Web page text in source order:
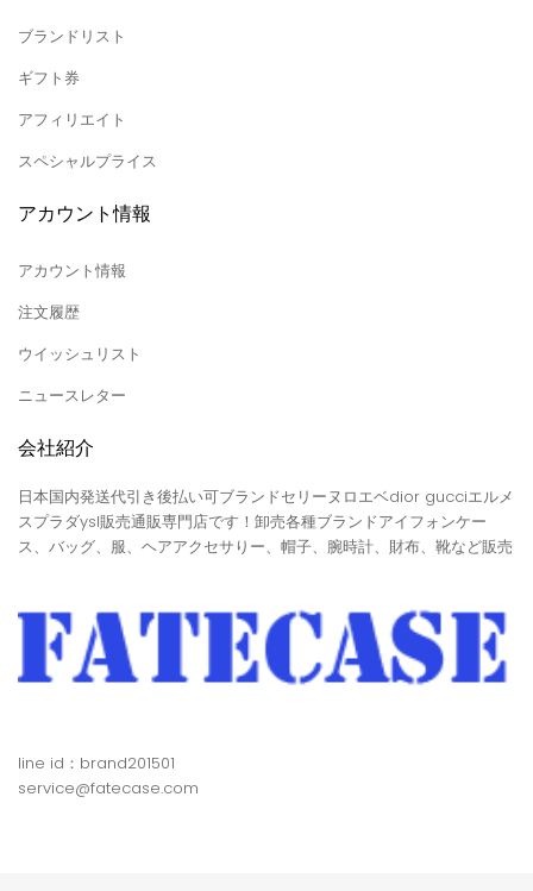
ブランドリスト
ギフト券
アフィリエイト
スペシャルプライス
アカウント情報
アカウント情報
注文履歴
ウイッシュリスト
ニュースレター
会社紹介
日本国内発送代引き後払い可ブランドセリーヌロエベdior gucciエルメ
スプラダysl販売通販専門店です！卸売各種ブランドアイフォンケー
ス、バッグ、服、ヘアアクセサりー、帽子、腕時計、財布、靴など販売
line id：brand201501
service@fatecase.com